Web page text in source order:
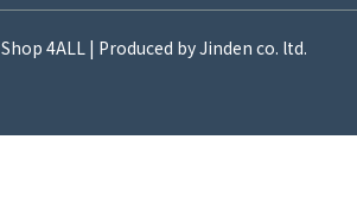
4ALL | Produced by Jinden co. ltd.